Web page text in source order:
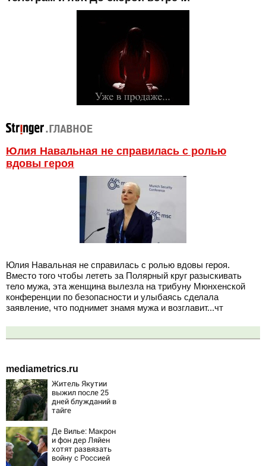
Юлия Навальная не справилась с ролью
вдовы героя
Юлия Навальная не справилась с ролью вдовы героя.
Вместо того чтобы лететь за Полярный круг разыскивать
тело мужа, эта женщина вылезла на трибуну Мюнхенской
конференции по безопасности и улыбаясь сделала
заявление, что поднимет знамя мужа и возглавит...чт
mediametrics.ru
Житель Якутии
выжил после 25
дней блужданий в
тайге
Де Вилье: Макрон
и фон дер Ляйен
хотят развязать
войну с Россией